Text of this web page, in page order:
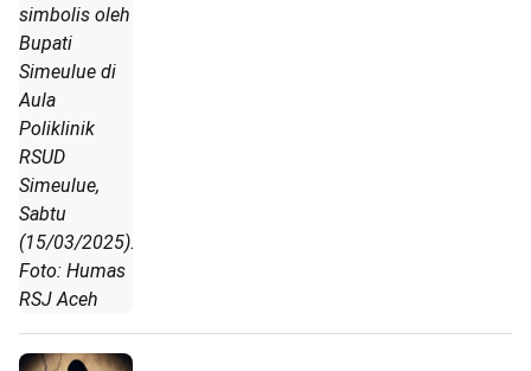
simbolis oleh
Bupati
Simeulue di
Aula
Poliklinik
RSUD
Simeulue,
Sabtu
(15/03/2025).
Foto: Humas
RSJ Aceh